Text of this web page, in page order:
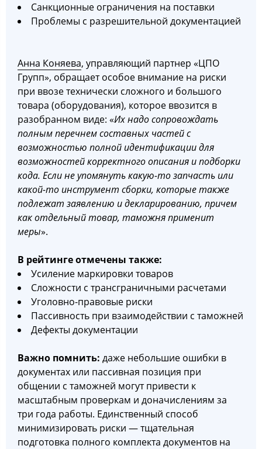
Санкционные ограничения на поставки
Проблемы с разрешительной документацией
Анна Коняева, управляющий партнер «ЦПО
Групп», обращает особое внимание на риски
при ввозе технически сложного и большого
товара (оборудования), которое ввозится в
разобранном виде: «Их надо сопровождать
полным перечнем составных частей с
возможностью полной идентификации для
возможностей корректного описания и подборки
кода. Если не упомянуть какую-то запчасть или
какой-то инструмент сборки, которые также
подлежат заявлению и декларированию, причем
как отдельный товар, таможня применит
меры».
В рейтинге отмечены также:
Усиление маркировки товаров
Сложности с трансграничными расчетами
Уголовно-правовые риски
Пассивность при взаимодействии с таможней
Дефекты документации
Важно помнить: даже небольшие ошибки в
документах или пассивная позиция при
общении с таможней могут привести к
масштабным проверкам и доначислениям за
три года работы. Единственный способ
минимизировать риски — тщательная
подготовка полного комплекта документов на